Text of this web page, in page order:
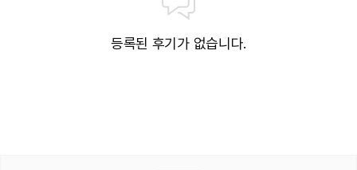
등록된 후기가 없습니다.